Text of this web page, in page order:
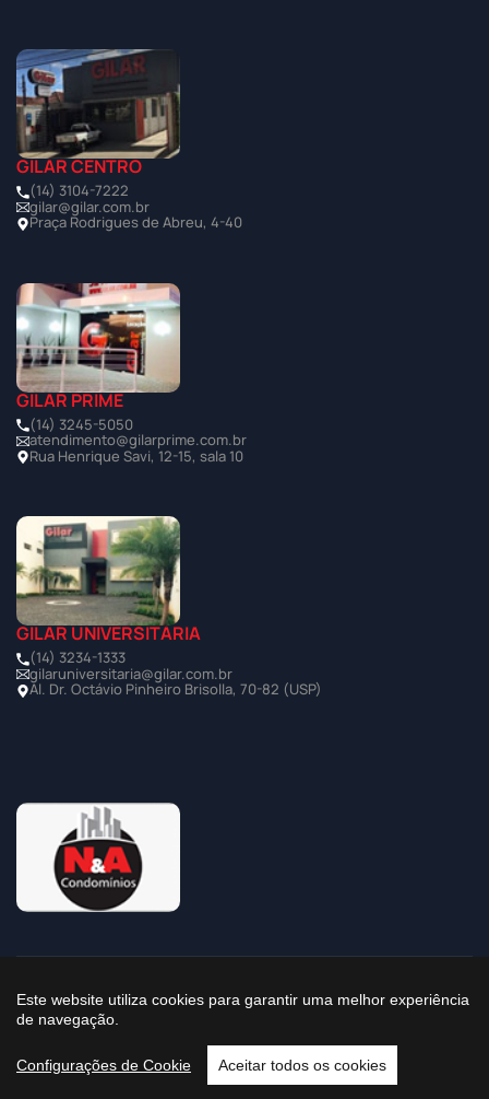
GILAR CENTRO
(14) 3104-7222
gilar@gilar.com.br
Praça Rodrigues de Abreu, 4-40
GILAR PRIME
(14) 3245-5050
atendimento@gilarprime.com.br
Rua Henrique Savi, 12-15, sala 10
GILAR UNIVERSITÁRIA
(14) 3234-1333
gilaruniversitaria@gilar.com.br
Al. Dr. Octávio Pinheiro Brisolla, 70-82 (USP)
©2025 Todos os Direitos Reservados à Imobiliária Gilar
Este website utiliza cookies para garantir uma melhor experiência
de navegação.
Configurações de Cookie Aceitar todos os cookies